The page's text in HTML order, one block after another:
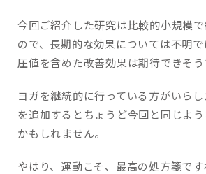
今回ご紹介した研究は比較的小規模
ので、長期的な効果については不明
圧値を含めた改善効果は期待できそう
ヨガを継続的に行っている方がいら
を追加するとちょうど今回と同じよ
かもしれません。
やはり、運動こそ、最高の処方箋です